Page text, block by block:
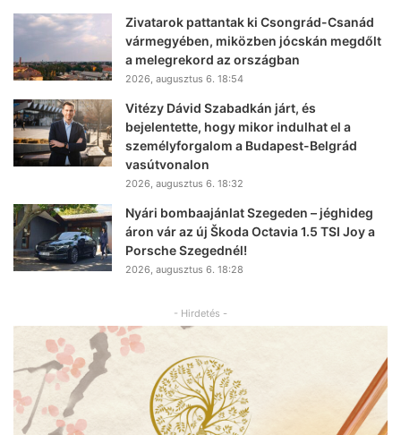
Zivatarok pattantak ki Csongrád-Csanád
vármegyében, miközben jócskán megdőlt
a melegrekord az országban
2026, augusztus 6. 18:54
Vitézy Dávid Szabadkán járt, és
bejelentette, hogy mikor indulhat el a
személyforgalom a Budapest-Belgrád
vasútvonalon
2026, augusztus 6. 18:32
Nyári bombaajánlat Szegeden – jéghideg
áron vár az új Škoda Octavia 1.5 TSI Joy a
Porsche Szegednél!
2026, augusztus 6. 18:28
- Hirdetés -